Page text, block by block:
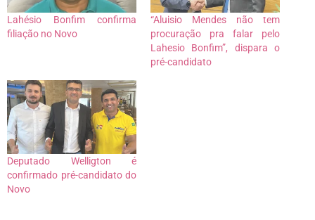
Lahésio Bonfim confirma
filiação no Novo
“Aluisio Mendes não tem
procuração pra falar pelo
Lahesio Bonfim”, dispara o
pré-candidato
Deputado Welligton é
confirmado pré-candidato do
Novo